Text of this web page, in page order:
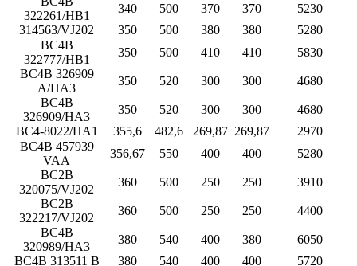
322261/HB1
340 500 370 370
5230
314563/VJ202
350 500 380 380
5280
BC4B
322777/HB1
350 500 410 410
5830
BC4B 326909
A/HA3
350 520 300 300
4680
BC4B
326909/HA3
350 520 300 300
4680
BC4-8022/HA1
355,6 482,6 269,87 269,87
2970
BC4B 457939
VAA
356,67 550 400 400
5280
BC2B
320075/VJ202
360 500 250 250
3910
BC2B
322217/VJ202
360 500 250 250
4400
BC4B
320989/HA3
380 540 400 380
6050
BC4B 313511 B
380 540 400 400 5720